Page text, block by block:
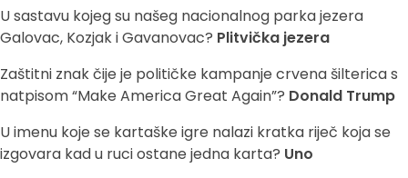
U sastavu kojeg su našeg nacionalnog parka jezera
Galovac, Kozjak i Gavanovac? Plitvička jezera
Zaštitni znak čije je političke kampanje crvena šilterica s
natpisom “Make America Great Again”? Donald Trump
U imenu koje se kartaške igre nalazi kratka riječ koja se
izgovara kad u ruci ostane jedna karta? Uno